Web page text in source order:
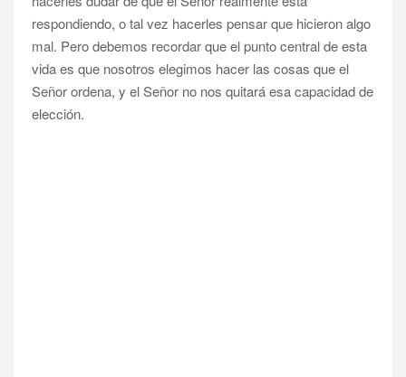
respondiendo, o tal vez hacerles pensar que hicieron algo
mal. Pero debemos recordar que el punto central de esta
vida es que nosotros elegimos hacer las cosas que el
Señor ordena, y el Señor no nos quitará esa capacidad de
elección.